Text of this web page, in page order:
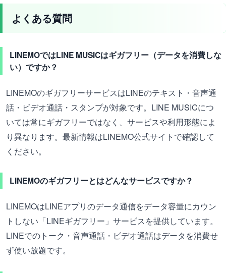
よくある質問
LINEMOではLINE MUSICはギガフリー（データを消費しな
い）ですか？
LINEMOのギガフリーサービスはLINEのテキスト・音声通
話・ビデオ通話・スタンプが対象です。LINE MUSICにつ
いては常にギガフリーではなく、サービスや利用形態によ
り異なります。最新情報はLINEMO公式サイトで確認して
ください。
LINEMOのギガフリーとはどんなサービスですか？
LINEMOはLINEアプリのデータ通信をデータ容量にカウン
トしない「LINEギガフリー」サービスを提供しています。
LINEでのトーク・音声通話・ビデオ通話はデータを消費せ
ず使い放題です。